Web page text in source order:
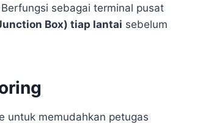
Berfungsi sebagai terminal pusat
Box) tiap lantai sebelum
untuk memudahkan petugas